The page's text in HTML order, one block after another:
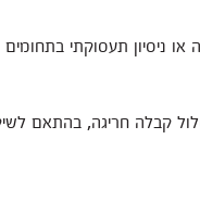
ניסיון תעסוקתי בתחומים
קבלה חריגה, בהתאם